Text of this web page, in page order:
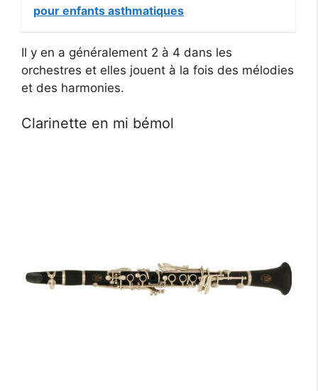
pour enfants asthmatiques
Il y en a généralement 2 à 4 dans les
orchestres et elles jouent à la fois des mélodies
et des harmonies.
Clarinette en mi bémol